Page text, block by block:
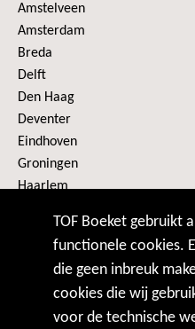
Amstelveen
Amsterdam
Breda
Delft
Den Haag
Deventer
Eindhoven
Groningen
Haarlem
Alle plaatsen
VOLG ONS
TOF Boeket gebruikt
functionele cookies.
die geen inbreuk
cookies die wij
voor de technische